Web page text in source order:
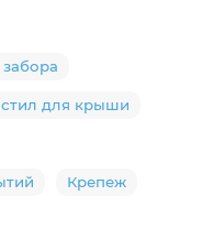
для крыши
Крепеж